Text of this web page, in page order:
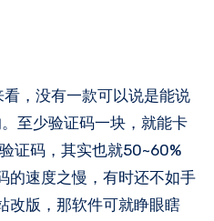
，没有一款可以说是能说
至少验证码一块，就能卡
证码，其实也就50~60%
的速度之慢，有时还不如手
改版，那软件可就睁眼瞎